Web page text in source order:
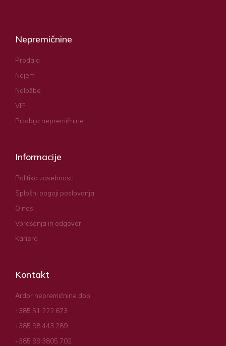
Nepremičnine
Prodaja
Najem
Naložbe
VIP
Prodaja nepremičnine
Informacije
Politika zasebnosti
Splošni pogoji poslovanja
O nas
Vprašanja in odgovori
Kariera
Kontakt
Ardor nepremičnine doo
+385 51 222 673
+385 98 443 289
+385 99 3805 702